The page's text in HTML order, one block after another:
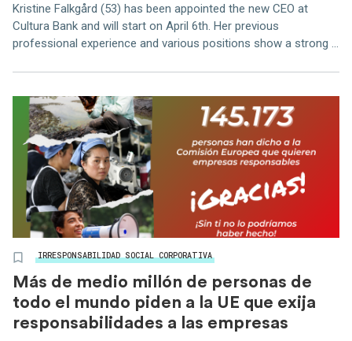
Kristine Falkgård (53) has been appointed the new CEO at
Cultura Bank and will start on April 6th. Her previous
professional experience and various positions show a strong ...
IRRESPONSABILIDAD SOCIAL CORPORATIVA
Más de medio millón de personas de
todo el mundo piden a la UE que exija
responsabilidades a las empresas